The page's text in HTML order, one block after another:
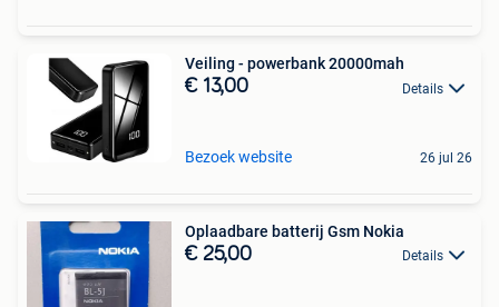
Veiling - powerbank 20000mah
€ 13,00 Details
Bezoek website 26 jul 26
Oplaadbare batterij Gsm Nokia
€ 25,00 Details